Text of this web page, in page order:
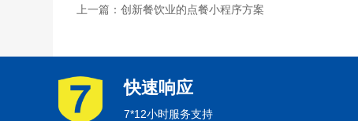
上一篇：创新餐饮业的点餐小程序方案
快速响应
7*12小时服务支持